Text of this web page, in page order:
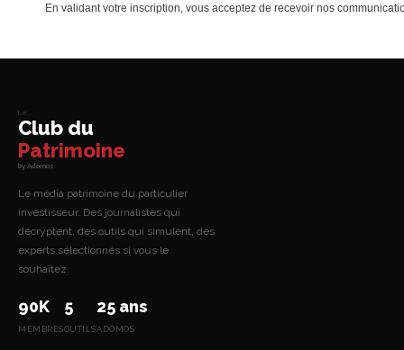
En validant votre inscription, vous acceptez de recevoir nos
Le
Club du
Patrimoine
by Adomos
Le média patrimoine du particulier
investisseur. Des journalistes qui
décryptent, des outils qui simulent, des
experts sélectionnés si vous le
souhaitez.
90K
MEMBRES
5
OUTILS
25 ans
ADOMOS